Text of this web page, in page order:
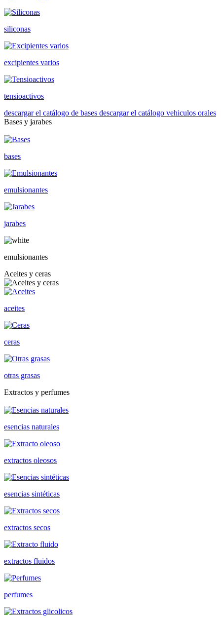
siliconas
excipientes varios
tensioactivos
descargar el catálogo de bases descargar el catálogo vehiculos orales
Bases y jarabes
bases
emulsionantes
jarabes
emulsionantes
Aceites y ceras
aceites
ceras
otras grasas
Extractos y perfumes
esencias naturales
extractos oleosos
esencias sintéticas
extractos secos
extractos fluidos
perfumes